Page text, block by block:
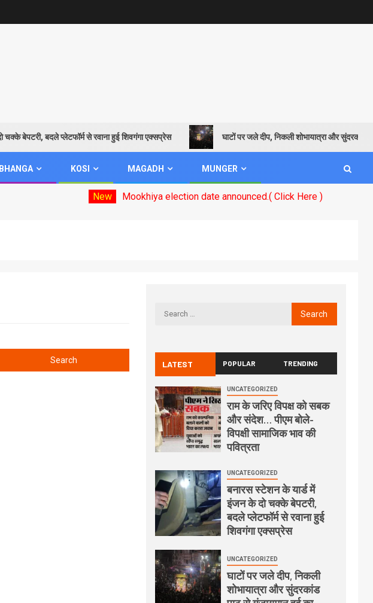
बदले प्लेटफॉर्म से रवाना हुई शिवगंगा एक्सप्रेस घाटों पर जले दीप, निकली शोभायात्रा और सुंदरकांड पाठ
KOSI MAGADH MUNGER
Mookhiya election date announced.( Click Here )
LATEST POPULAR TRENDING
UNCATEGORIZED
राम के जरिए विपक्ष को सबक
और संदेश… पीएम बोले-
विपक्षी सामाजिक भाव की
पवित्रता
UNCATEGORIZED
बनारस स्टेशन के यार्ड में
इंजन के दो चक्के बेपटरी,
बदले प्लेटफॉर्म से रवाना हुई
शिवगंगा एक्सप्रेस
UNCATEGORIZED
घाटों पर जले दीप, निकली
शोभायात्रा और सुंदरकांड